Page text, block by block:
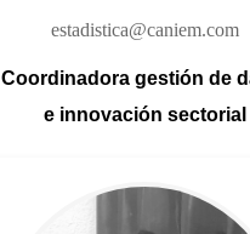
estadistica@caniem.com
Coordinadora gestión de
e innovación sectorial